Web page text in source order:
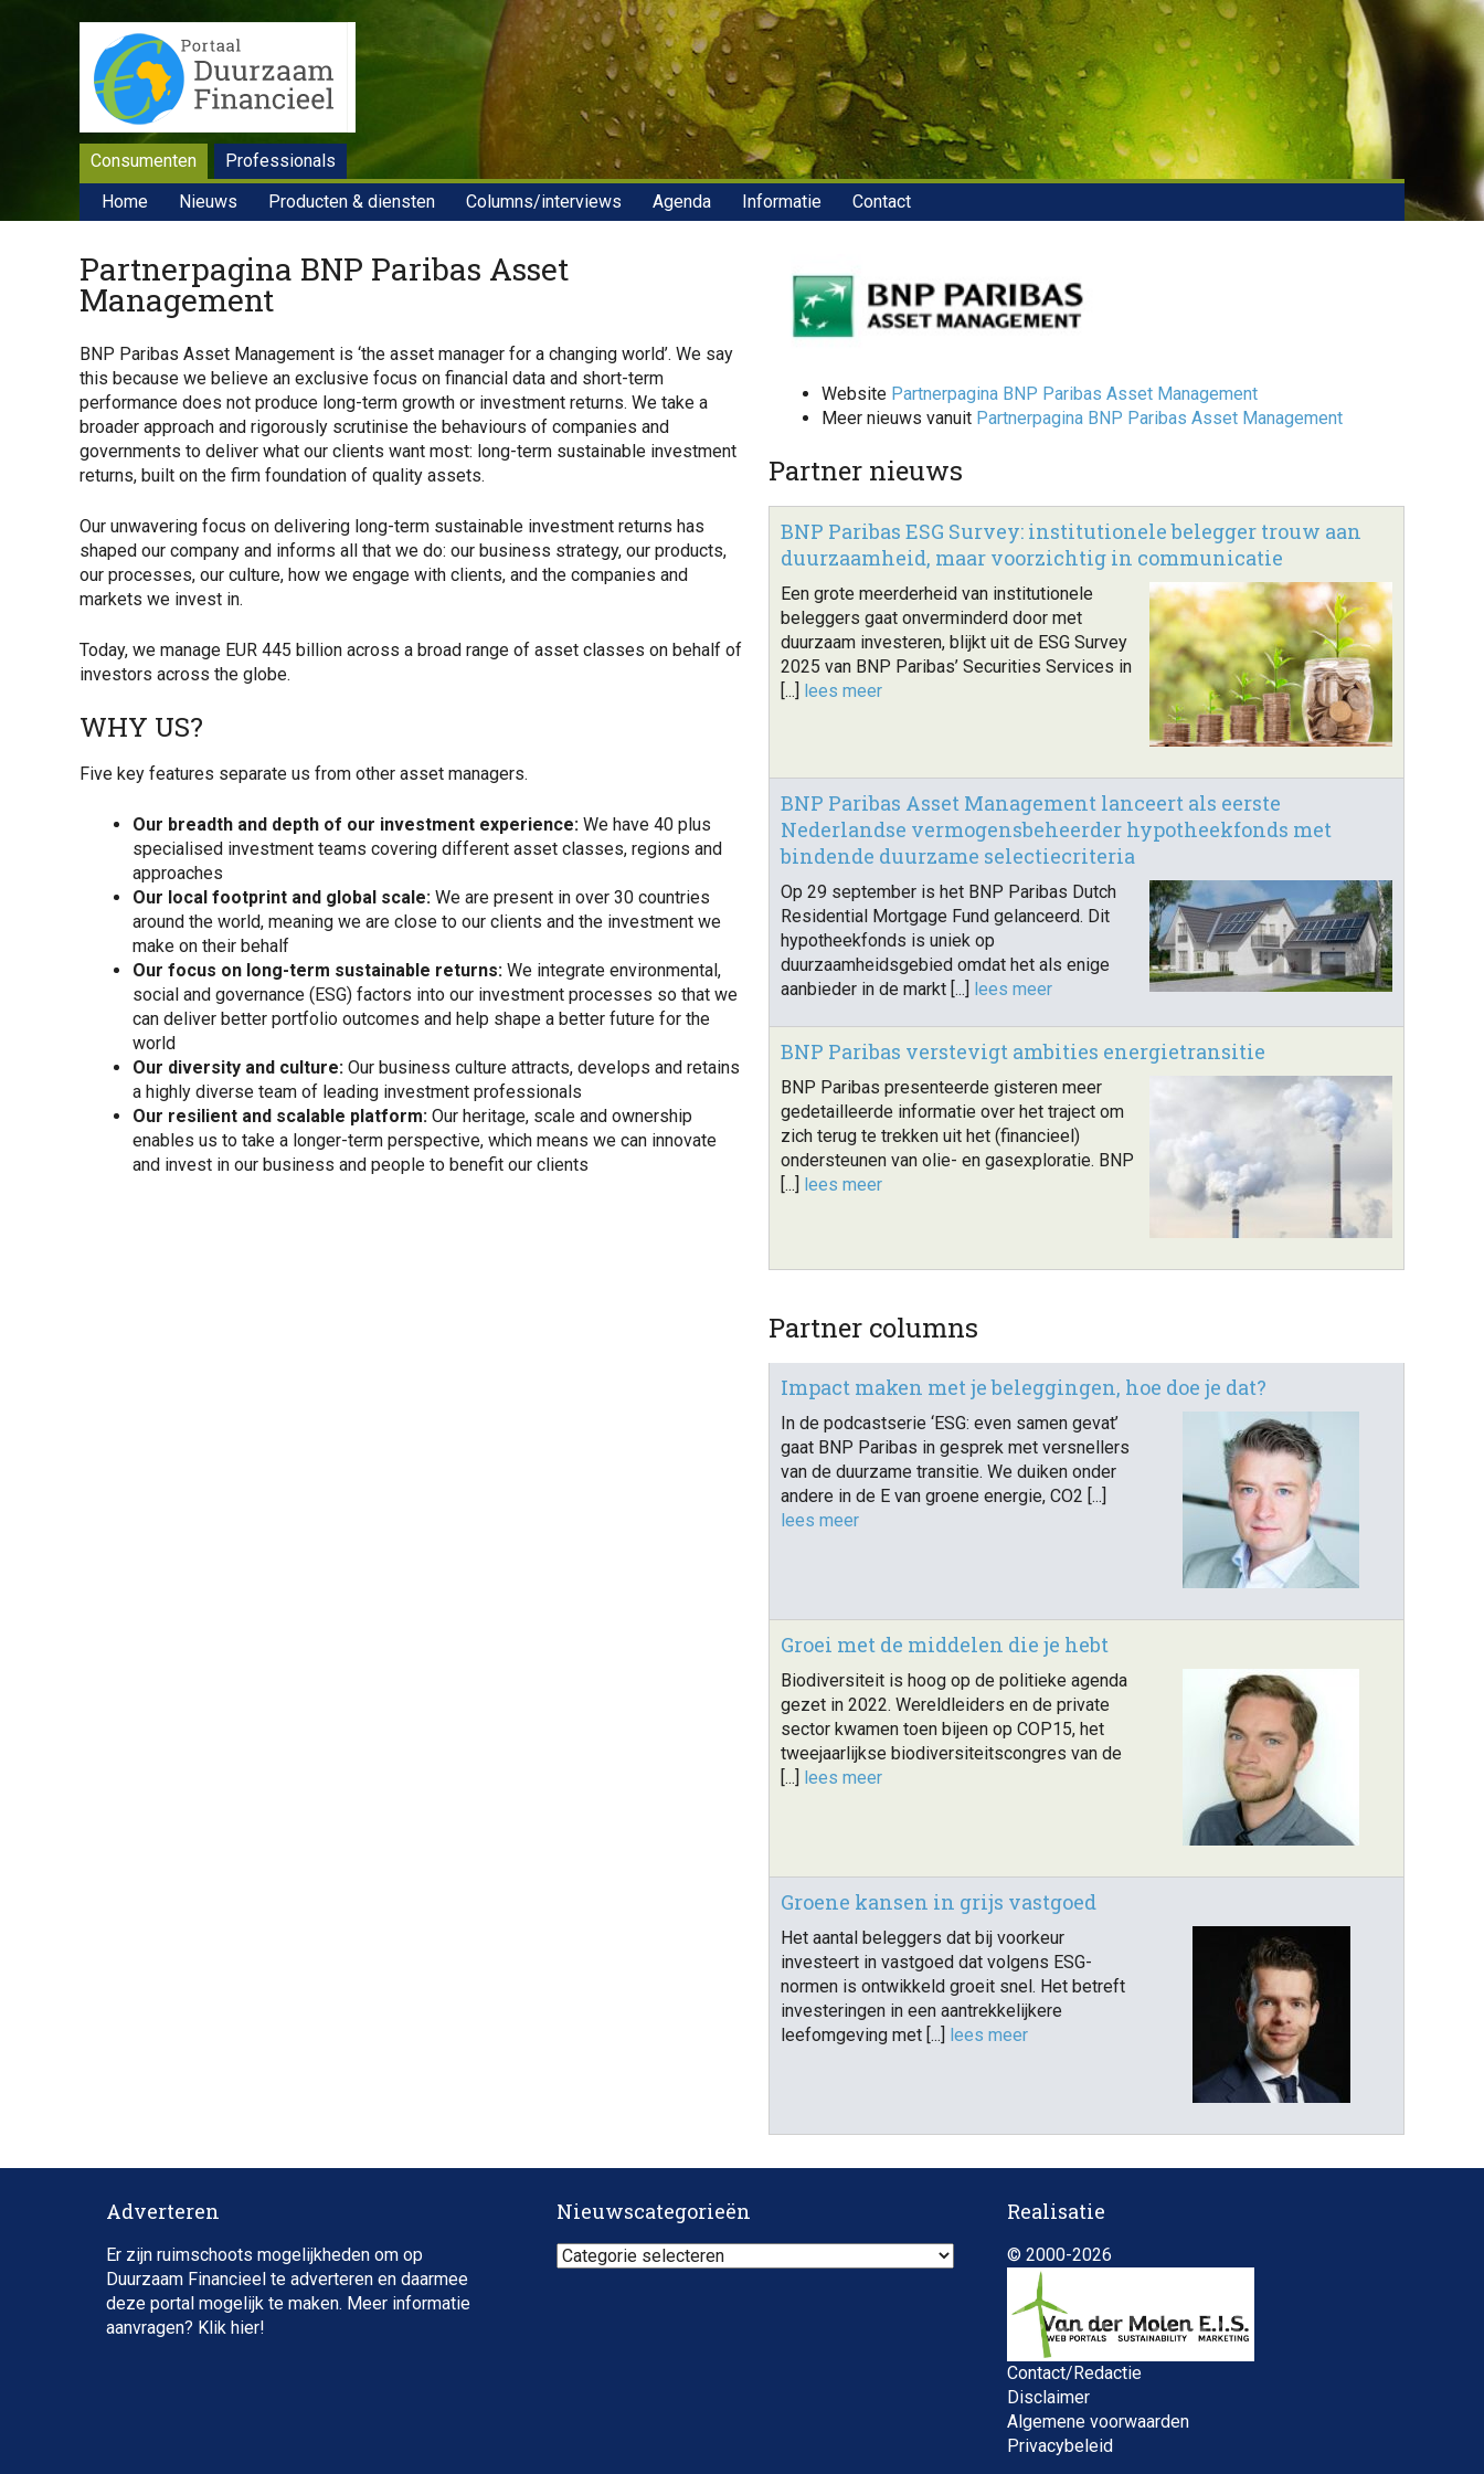
Consumenten
Professionals
Home
Nieuws Producten & diensten Columns/interviews Agenda Informatie Contact
Partnerpagina BNP Paribas Asset
Management
BNP Paribas Asset Management is ‘the asset manager for a changing world’. We say
this because we believe an exclusive focus on financial data and short-term
performance does not produce long-term growth or investment returns. We take a
broader approach and rigorously scrutinise the behaviours of companies and
governments to deliver what our clients want most: long-term sustainable investment
returns, built on the firm foundation of quality assets.
Our unwavering focus on delivering long-term sustainable investment returns has
shaped our company and informs all that we do: our business strategy, our products,
our processes, our culture, how we engage with clients, and the companies and
markets we invest in.
Today, we manage EUR 445 billion across a broad range of asset classes on behalf of
investors across the globe.
WHY US?
Five key features separate us from other asset managers.
Our breadth and depth of our investment experience: We have 40 plus
specialised investment teams covering different asset classes, regions and
approaches
Our local footprint and global scale: We are present in over 30 countries
around the world, meaning we are close to our clients and the investment we
make on their behalf
Our focus on long-term sustainable returns: We integrate environmental,
social and governance (ESG) factors into our investment processes so that we
can deliver better portfolio outcomes and help shape a better future for the
world
Our diversity and culture: Our business culture attracts, develops and retains
a highly diverse team of leading investment professionals
Our resilient and scalable platform: Our heritage, scale and ownership
enables us to take a longer-term perspective, which means we can innovate
and invest in our business and people to benefit our clients
Website Partnerpagina BNP Paribas Asset Management
Meer nieuws vanuit Partnerpagina BNP Paribas Asset Management
Partner nieuws
BNP Paribas ESG Survey: institutionele belegger trouw aan
duurzaamheid, maar voorzichtig in communicatie
Een grote meerderheid van institutionele
beleggers gaat onverminderd door met
duurzaam investeren, blijkt uit de ESG Survey
2025 van BNP Paribas’ Securities Services in
[...] lees meer
BNP Paribas Asset Management lanceert als eerste
Nederlandse vermogensbeheerder hypotheekfonds met
bindende duurzame selectiecriteria
Op 29 september is het BNP Paribas Dutch
Residential Mortgage Fund gelanceerd. Dit
hypotheekfonds is uniek op
duurzaamheidsgebied omdat het als enige
aanbieder in de markt [...] lees meer
BNP Paribas verstevigt ambities energietransitie
BNP Paribas presenteerde gisteren meer
gedetailleerde informatie over het traject om
zich terug te trekken uit het (financieel)
ondersteunen van olie- en gasexploratie. BNP
[...] lees meer
Partner columns
Impact maken met je beleggingen, hoe doe je dat?
In de podcastserie ‘ESG: even samen gevat’
gaat BNP Paribas in gesprek met versnellers
van de duurzame transitie. We duiken onder
andere in de E van groene energie, CO2 [...]
lees meer
Groei met de middelen die je hebt
Biodiversiteit is hoog op de politieke agenda
gezet in 2022. Wereldleiders en de private
sector kwamen toen bijeen op COP15, het
tweejaarlijkse biodiversiteitscongres van de
[...] lees meer
Groene kansen in grijs vastgoed
Het aantal beleggers dat bij voorkeur
investeert in vastgoed dat volgens ESG-
normen is ontwikkeld groeit snel. Het betreft
investeringen in een aantrekkelijkere
leefomgeving met [...] lees meer
Adverteren
Er zijn ruimschoots mogelijkheden om op
Duurzaam Financieel te adverteren en daarmee
deze portal mogelijk te maken. Meer informatie
aanvragen? Klik hier!
Nieuwscategorieën
Nieuwscategorieën
Realisatie
© 2000-2026
Contact/Redactie
Disclaimer
Algemene voorwaarden
Privacybeleid